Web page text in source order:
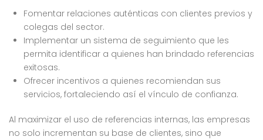
Fomentar relaciones auténticas con clientes previos y
colegas del sector.
Implementar un sistema de seguimiento que les
permita identificar a quienes han brindado referencias
exitosas.
Ofrecer incentivos a quienes recomiendan sus
servicios, fortaleciendo así el vínculo de confianza.
Al maximizar el uso de referencias internas, las empresas
no solo incrementan su base de clientes, sino que